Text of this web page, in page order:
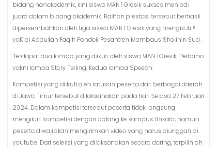
bidang nonakedemik, kini siswa MAN 1 Gresik sukses menjadi
juara dalam bidang akademik. Raihan prestasi tersebut berhasil
dipersembahkan oleh tiga siswa MAN 1 Gresik yang mengikuti ⁵
yaKiai Abdullah Faqih Pondok Pesantren Mambaus Sholihin Suci.
Terdapat dua lomba yang diikuti oleh siswa MAN 1 Gresik. Pertama
yakni lomba Story Telling. Kedua lomba Speech.
Kompetisi yang diikuti oleh ratusan peserta dari berbagai daerah
di Jawa Timur tersebut dilaksanakan pada hari Selasa 27 Februari
2024. Dalam kompetisi tersebut peserta tidak langsung
mengikuti kompetisi dengan datang ke kampus Unkafa, namun
peserta diwajibkan mengirimkan video yang harus diunggah di
youtube. Dari seleksi yang dilaksanakan secara daring, terpilihlah